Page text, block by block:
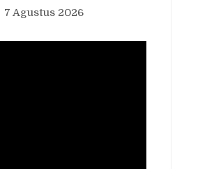
7 Agustus 2026